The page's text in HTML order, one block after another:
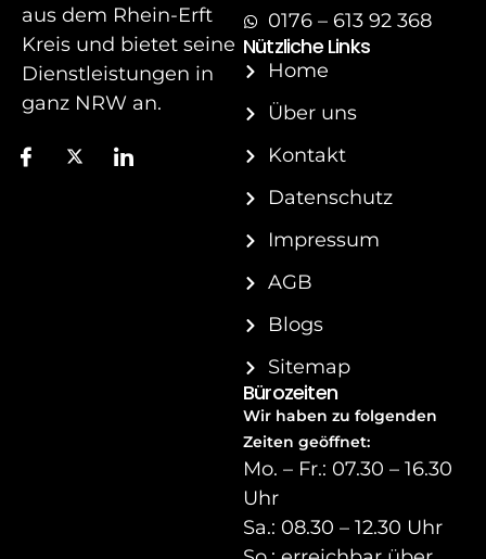
aus dem Rhein-Erft
Kreis und bietet seine
Dienstleistungen in
ganz NRW an.
Nützliche Links
Home
Über uns
Kontakt
Datenschutz
Impressum
AGB
Blogs
Sitemap
Bürozeiten
Wir haben zu folgenden
Zeiten geöffnet:
Mo. – Fr.: 07.30 – 16.30
Uhr
Sa.: 08.30 – 12.30 Uhr
0176 – 613 92 368